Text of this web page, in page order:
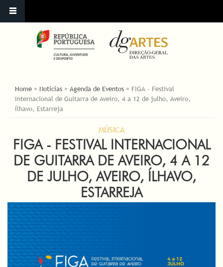
ESTÁ AQUI
Home » Noticias » Agenda de Eventos » FIGA - Festival
Internacional de Guitarra de Aveiro, 4 a 12 de julho, Aveiro,
Ílhavo, Estarreja
MÚSICA
FIGA - FESTIVAL INTERNACIONAL
DE GUITARRA DE AVEIRO, 4 A 12
DE JULHO, AVEIRO, ÍLHAVO,
ESTARREJA